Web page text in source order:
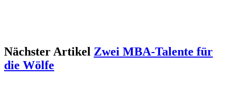
Nächster Artikel Zwei MBA-Talente für
die Wölfe